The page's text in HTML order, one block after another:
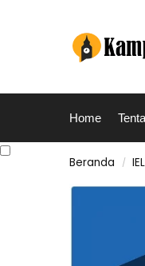
Home
Beranda /